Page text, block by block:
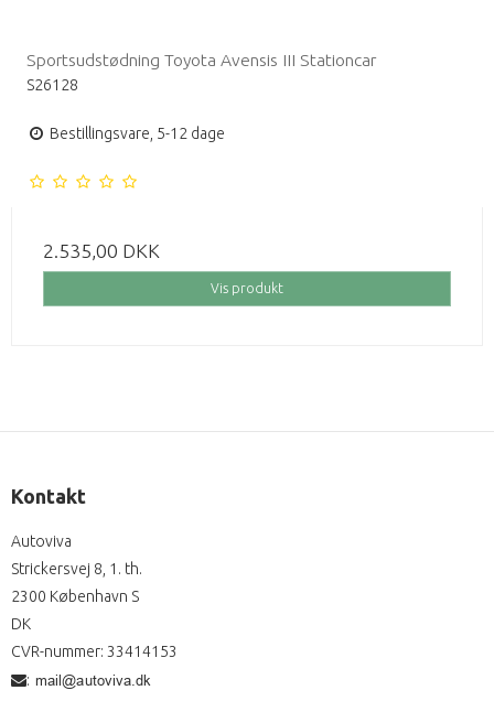
Sportsudstødning Toyota Avensis III Stationcar
S26128
Bestillingsvare, 5-12 dage
2.535,00 DKK
Vis produkt
Kontakt
Autoviva
Strickersvej 8, 1. th.
2300 København S
DK
CVR-nummer: 33414153
: